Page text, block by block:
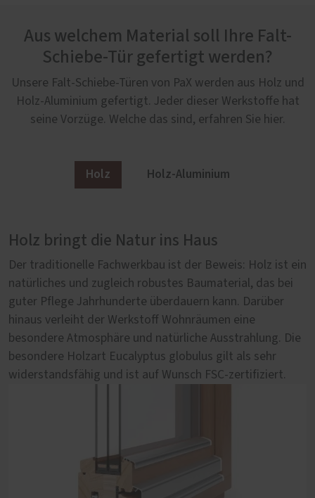
Aus welchem Material soll Ihre Falt-
Schiebe-Tür gefertigt werden?
Unsere Falt-Schiebe-Türen von PaX werden aus Holz und
Holz-Aluminium gefertigt. Jeder dieser Werkstoffe hat
seine Vorzüge. Welche das sind, erfahren Sie hier.
Holz Holz-Aluminium
Holz bringt die Natur ins Haus
Der traditionelle Fachwerkbau ist der Beweis: Holz ist ein
natürliches und zugleich robustes Baumaterial, das bei
guter Pflege Jahrhunderte überdauern kann. Darüber
hinaus verleiht der Werkstoff Wohnräumen eine
besondere Atmosphäre und natürliche Ausstrahlung. Die
besondere Holzart Eucalyptus globulus gilt als sehr
widerstandsfähig und ist auf Wunsch FSC-zertifiziert.
Holz-Aluminium: Außen modern, innen
natürlich
Sie mögen es modern und gleichzeitig natürlich? Dann
empfehlen wir Ihnen eine Falt-Schiebe-Tür aus dem
Materialmix Holz-Aluminium. Die außen aufgebrachte
Vorsatzschale aus Aluminium sieht nicht nur modern aus,
sie schützt auch vor Wind und Wetter. Innen versprüht
die natürliche Holzoberfläche wohltuende Behaglichkeit.